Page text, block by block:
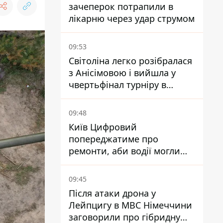
зачеперок потрапили в
лікарню через удар струмом
09:53
Світоліна легко розібралася
з Анісімовою і вийшла у
чвертьфінал турніру в
Торонто
09:48
Київ Цифровий
попереджатиме про
ремонти, аби водії могли
уникати ділянок із заторами
09:45
Після атаки дрона у
Лейпцигу в МВС Німеччини
заговорили про гібридну